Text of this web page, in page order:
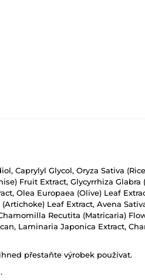
Caprylyl Glycol, Oryza Sativa
Fruit Extract, Glycyrrhiza Glabra
Olea Europaea (Olive) Leaf
Leaf Extract, Avena
Recutita (Matricaria)
Laminaria Japonica Extract,
přestaňte výrobek používat.